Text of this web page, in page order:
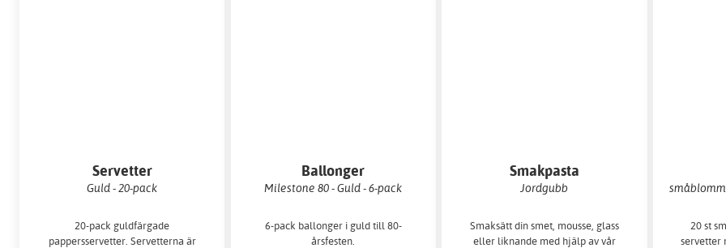
Servetter
Guld - 20-pack
20-pack guldfärgade
pappersservetter. Servetterna är
Ballonger
Milestone 80 - Guld - 6-pack
6-pack ballonger i guld till 80-
årsfesten.
Smakpasta
Jordgubb
Smaksätt din smet, mousse, glass
eller liknande med hjälp av vår
20 st
servetter